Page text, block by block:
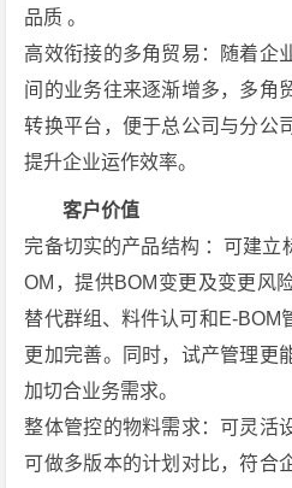
品质 。
高效衔接的多角贸易：随着企
间的业务往来逐渐增多，多角
转换平台，便于总公司与分公
提升企业运作效率。
客户价值
完备切实的产品结构 ：可建立
OM，提供BOM变更及变更风
替代群组、料件认可和E-BOM
更加完善。同时，试产管理更
加切合业务需求。
整体管控的物料需求：可灵活
可做多版本的计划对比，符合